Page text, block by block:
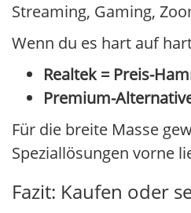
Streaming, Gaming,
Wenn du es hart auf
Realtek = Preis-
Premium-
Für die breite Masse
Speziallösungen vorne
Fazit: Kaufen oder